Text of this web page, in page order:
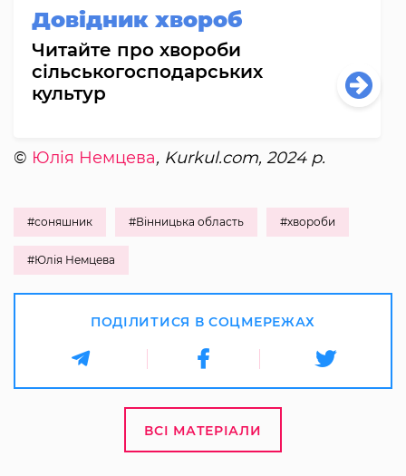
Довідник хвороб
Читайте про хвороби
сільськогосподарських
культур
© Юлія Немцева, Kurkul.com, 2024 р.
#соняшник #Вінницька область #хвороби
#Юлія Немцева
ПОДІЛИТИСЯ В СОЦМЕРЕЖАХ
ВСІ МАТЕРІАЛИ